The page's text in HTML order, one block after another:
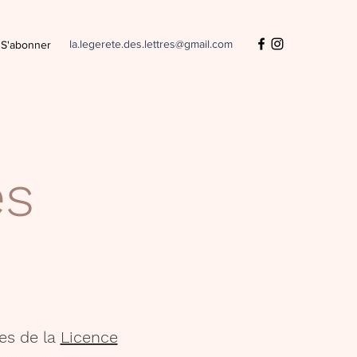
S'abonner la.legerete.des.lettres@gmail.com
de la Licence